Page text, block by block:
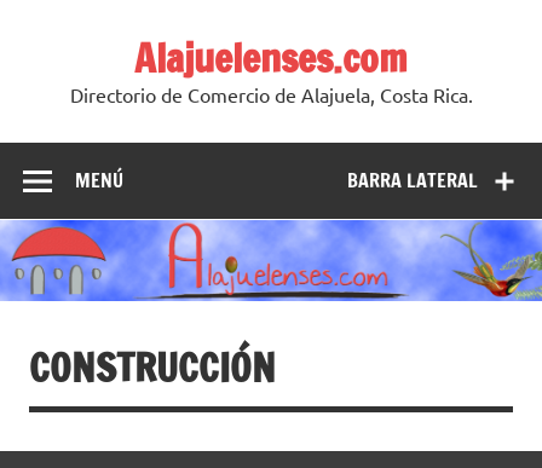
Alajuelenses.com
Directorio de Comercio de Alajuela, Costa Rica.
BARRA LATERAL
MENÚ
CONSTRUCCIÓN